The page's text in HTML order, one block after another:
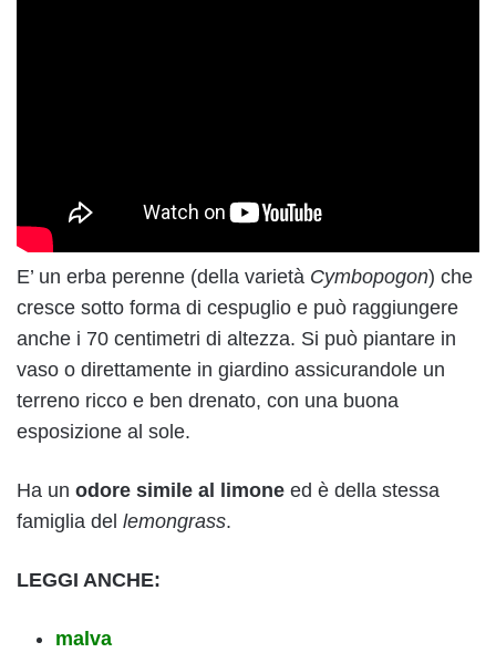
E’ un erba perenne (della varietà Cymbopogon) che
cresce sotto forma di cespuglio e può raggiungere
anche i 70 centimetri di altezza. Si può piantare in
vaso o direttamente in giardino assicurandole un
terreno ricco e ben drenato, con una buona
esposizione al sole.
Ha un odore simile al limone ed è della stessa
famiglia del lemongrass.
LEGGI ANCHE:
malva